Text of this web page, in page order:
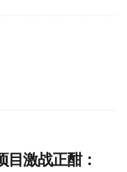
激战正酣：